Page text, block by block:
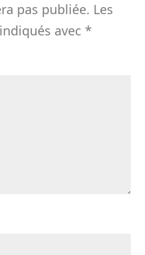
pas publiée. Les
avec *